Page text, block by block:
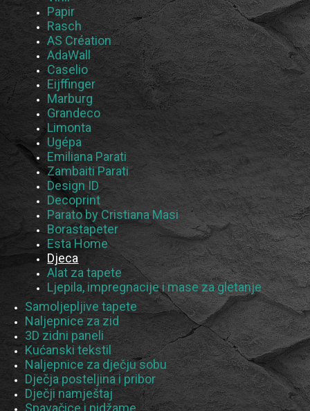
Papir
Rasch
AS Création
AdaWall
Caselio
Eijffinger
Marburg
Grandeco
Limonta
Ugépa
Emiliana Parati
Zambaiti Parati
Design ID
Decoprint
Parato by Cristiana Masi
Borastapeter
Esta Home
Djeca
Alat za tapete
Ljepila, impregnacije i mase za gletanje
Samoljepljive tapete
Naljepnice za zid
3D zidni paneli
Kućanski tekstil
Naljepnice za dječju sobu
Dječja posteljina i pribor
Dječji namještaj
Spavačice i pidžame